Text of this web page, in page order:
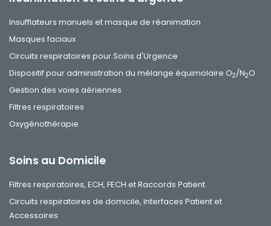
Insufflateurs manuels et masque de réanimation
Masques faciaux
Circuits respiratoires pour Soins d'Urgence
Dispositif pour administration du mélange équimolaire O2/N2O
Gestion des voies aériennes
Filtres respiratoires
Oxygénothérapie
Soins au Domicile
Filtres respiratoires, ECH, FECH et Raccords Patient
Circuits respiratoires de domicile, Interfaces Patient et
Accessoires